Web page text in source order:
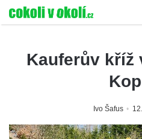
Kauferův kříž
Ivo Šafus